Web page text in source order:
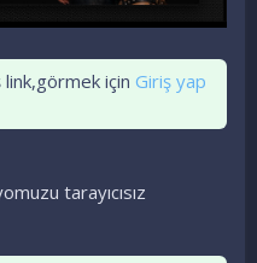
için Giriş yap
tarayıcısız